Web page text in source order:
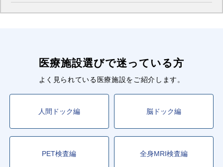
医療施設選びで迷っている方
よく見られている医療施設をご紹介します。
人間ドック編 脳ドック編
PET検査編 全身MRI検査編